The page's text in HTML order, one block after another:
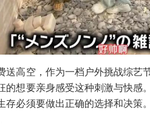
送高空，作为一档户外挑战综艺
的想要亲身感受这种刺激与快感
存必须要做出正确的选择和决策